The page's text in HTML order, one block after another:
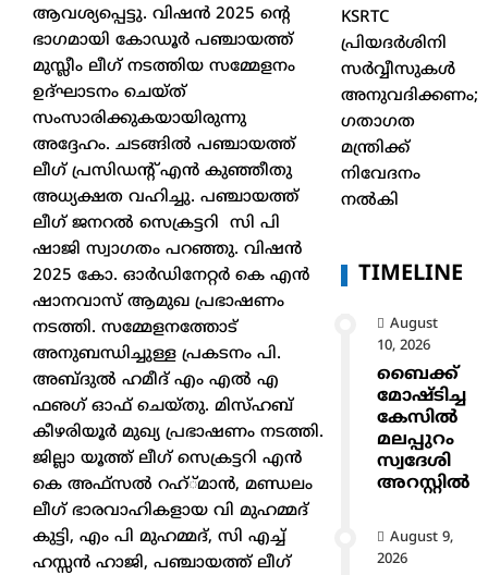
ആവശ്യപ്പെട്ടു. വിഷന്‍ 2025 ന്റെ
ഭാഗമായി കോഡൂര്‍ പഞ്ചായത്ത്
മുസ്ലീം ലീഗ് നടത്തിയ സമ്മേളനം
ഉദ്ഘാടനം ചെയ്ത്
സംസാരിക്കുകയായിരുന്നു
അദ്ദേഹം. ചടങ്ങില്‍ പഞ്ചായത്ത്
ലീഗ് പ്രസിഡന്റ് എന്‍ കുഞ്ഞീതു
അധ്യക്ഷത വഹിച്ചു. പഞ്ചായത്ത്
ലീഗ് ജനറല്‍ സെക്രട്ടറി സി പി
ഷാജി സ്വാഗതം പറഞ്ഞു. വിഷന്‍
2025 കോ. ഓര്‍ഡിനേറ്റര്‍ കെ എന്‍
ഷാനവാസ് ആമുഖ പ്രഭാഷണം
നടത്തി. സമ്മേളനത്തോട്
അനുബന്ധിച്ചുള്ള പ്രകടനം പി.
അബ്ദുല്‍ ഹമീദ് എം എല്‍ എ
ഫഌഗ് ഓഫ് ചെയ്തു. മിസ്ഹബ്
കീഴരിയൂര്‍ മുഖ്യ പ്രഭാഷണം നടത്തി.
ജില്ലാ യൂത്ത് ലീഗ് സെക്രട്ടറി എന്‍
കെ അഫ്‌സല്‍ റഹ്്മാന്‍, മണ്ഡലം
ലീഗ് ഭാരവാഹികളായ വി മുഹമ്മദ്
കുട്ടി, എം പി മുഹമ്മദ്, സി എച്ച്
ഹസ്സന്‍ ഹാജി, പഞ്ചായത്ത് ലീഗ്
KSRTC
പ്രിയദർശിനി
സർവ്വീസുകൾ
അനുവദിക്കണം;
ഗതാഗത
മന്ത്രിക്ക്
നിവേദനം
നൽകി
TIMELINE
August
10, 2026
ബൈക്ക്
മോഷ്ടിച്ച
കേസിൽ
മലപ്പുറം
സ്വദേശി
അറസ്റ്റിൽ
August 9,
2026